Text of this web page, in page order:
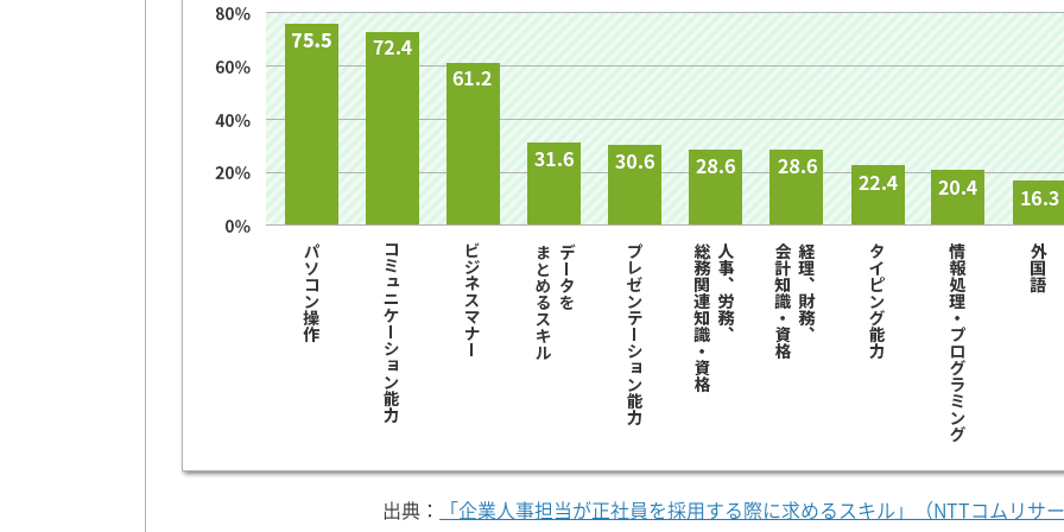
出典： 「企業人事担当が正社員を採用する際に求めるスキル」（NTTコムリサー